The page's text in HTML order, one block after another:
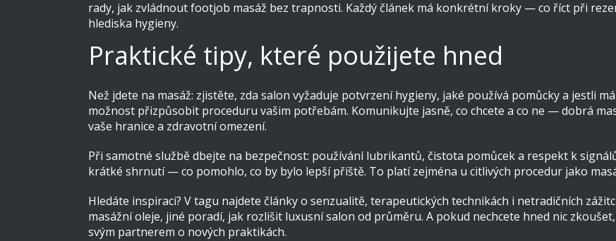
rady, jak zvládnout footjob masáž bez trapnosti. Každý článek má konkrétní kroky — co říct při
hlediska hygieny.
Praktické tipy, které použijete hned
Než jdete na masáž: zjistěte, zda salon vyžaduje potvrzení hygieny, jaké používá pomůcky a jestli
možnost přizpůsobit proceduru vašim potřebám. Komunikujte jasně, co chcete a co ne — dobrá
vaše hranice a zdravotní omezení.
Při samotné službě dbejte na bezpečnost: používání lubrikantů, čistota pomůcek a respekt k
krátké shrnutí — co pomohlo, co by bylo lepší příště. To platí zejména u citlivých procedur jako
Hledáte inspiraci? V tagu najdete články o senzualitě, terapeutických technikách i netradičních
masážní oleje, jiné poradí, jak rozlišit luxusní salon od průměru. A pokud nechcete hned nic
svým partnerem o nových praktikách.